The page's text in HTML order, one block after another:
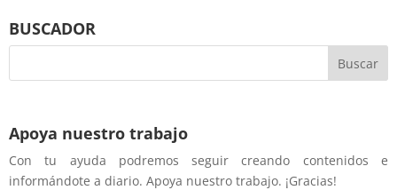
BUSCADOR
Apoya nuestro trabajo
Con tu ayuda podremos seguir creando contenidos e
informándote a diario. Apoya nuestro trabajo. ¡Gracias!